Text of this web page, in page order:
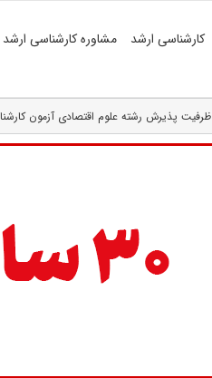
کارشناسی ارشد مشاوره کارشناسی ارشد
ظرفیت پذیرش رشته علوم اقتصادی آزمون کارشناسی ارشد